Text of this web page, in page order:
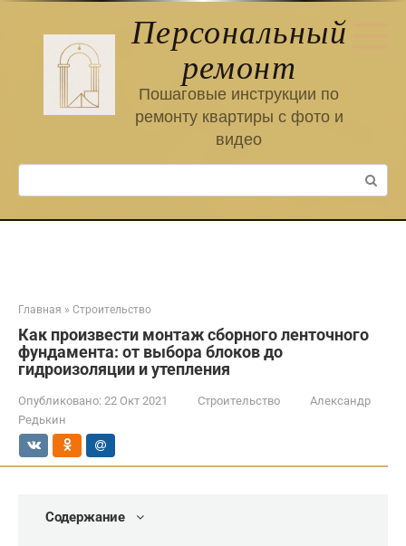
Персональный
ремонт
Пошаговые инструкции по
ремонту квартиры с фото и
видео
Поиск:
Главная » Строительство
Как произвести монтаж сборного ленточного
фундамента: от выбора блоков до
гидроизоляции и утепления
Опубликовано: 22 Окт 2021 Строительство
Александр
Редькин
Содержание